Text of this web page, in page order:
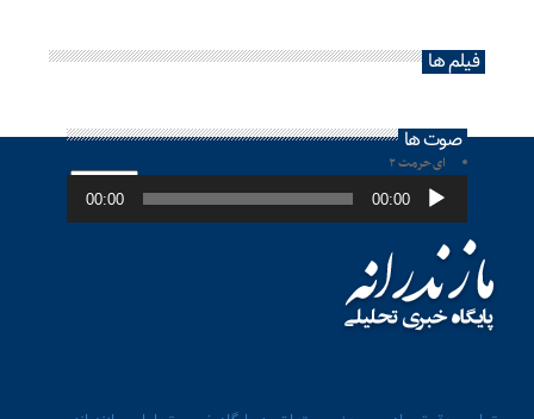
فیلم ها
صوت ها
ای حرمت ۲
پخش‌کننده
صوت 00:00
00:00